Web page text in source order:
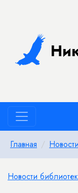
Главная Новости
Новости